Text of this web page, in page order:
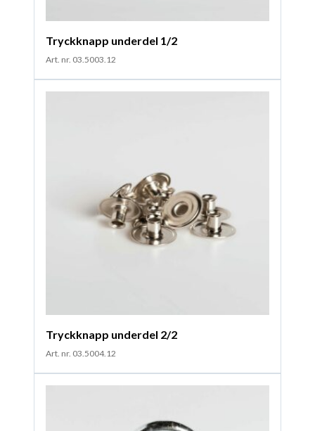
Tryckknapp underdel 1/2
Art. nr. 03.5003.12
Tryckknapp underdel 2/2
Art. nr. 03.5004.12